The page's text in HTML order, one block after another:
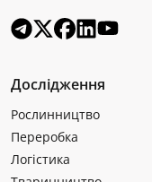
Дослідження
Рослинництво
Переробка
Логістика